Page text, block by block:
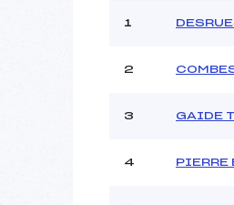
MANCHE 1
Heure de départ
Ouvreurs A :
1
2
3 GAIDE
4 PIERRE